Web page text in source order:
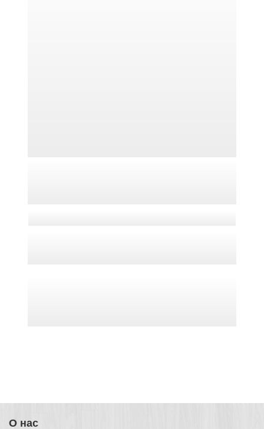
О нас